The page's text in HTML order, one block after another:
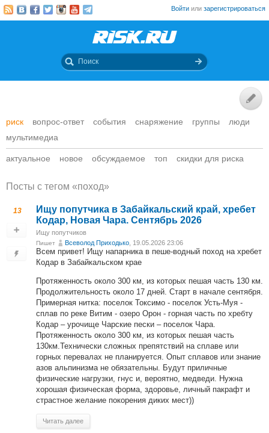
Войти или зарегистрироваться
риск вопрос-ответ события снаряжение группы
люди
мультимедиа
актуальное новое обсуждаемое топ скидки для риска
Посты c тегом «поход»
13
Ищу попутчика в Забайкальский край, хребет
Кодар, Новая Чара. Сентябрь 2026
Ищу попутчиков
Пишет Всеволод Приходько , 19.05.2026 23:06
Всем привет! Ищу напарника в пеше-водный поход на хребет
Кодар в Забайкальском крае
Протяженность около 300 км, из которых пешая часть 130 км.
Продолжительность около 17 дней. Старт в начале сентября.
Примерная нитка: поселок Токсимо - поселок Усть-Муя -
сплав по реке Витим - озеро Орон - горная часть по хребту
Кодар – урочище Чарские пески – поселок Чара.
Протяженность около 300 км, из которых пешая часть
130км.Технически сложных препятствий на сплаве или
горных перевалах не планируется. Опыт сплавов или знание
азов альпинизма не обязательны. Будут приличные
физические нагрузки, гнус и, вероятно, медведи. Нужна
хорошая физическая форма, здоровье, личный пакрафт и
страстное желание покорения диких мест))
Читать далее